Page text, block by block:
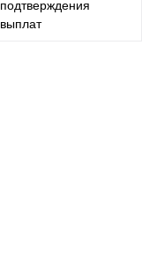
подтверждения
выплат